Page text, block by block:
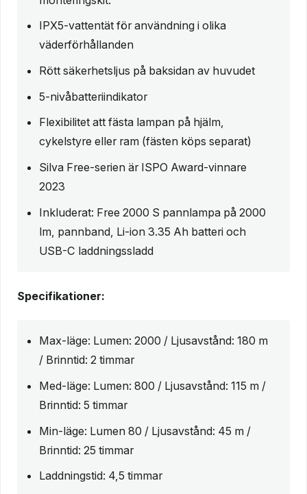
IPX5-vattentät för användning i olika
väderförhållanden
Rött säkerhetsljus på baksidan av huvudet
5-nivåbatteriindikator
Flexibilitet att fästa lampan på hjälm,
cykelstyre eller ram (fästen köps separat)
Silva Free-serien är ISPO Award-vinnare
2023
Inkluderat: Free 2000 S pannlampa på 2000
lm, pannband, Li-ion 3.35 Ah batteri och
USB-C laddningssladd
Specifikationer:
Max-läge: Lumen: 2000 / Ljusavstånd: 180 m
/ Brinntid: 2 timmar
Med-läge: Lumen: 800 / Ljusavstånd: 115 m /
Brinntid: 5 timmar
Min-läge: Lumen 80 / Ljusavstånd: 45 m /
Brinntid: 25 timmar
Laddningstid: 4,5 timmar